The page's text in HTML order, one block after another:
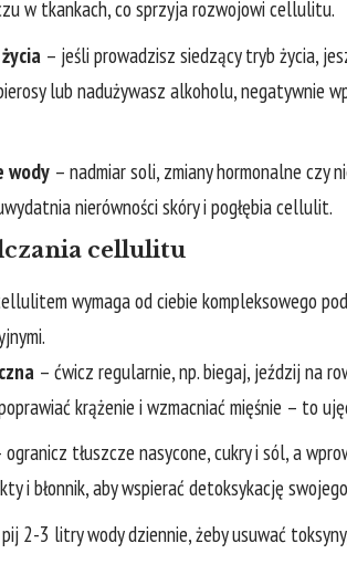
w tkankach, co sprzyja rozwojowi cellulitu.
– jeśli prowadzisz siedzący tryb życia,
lub nadużywasz alkoholu, negatywnie
wody – nadmiar soli, zmiany hormonalne czy
nierówności skóry i pogłębia cellulit.
cellulitu
wymaga od ciebie kompleksowego
– ćwicz regularnie, np. biegaj, jeździj na
krążenie i wzmacniać mięśnie – to
ogranicz tłuszcze nasycone, cukry i sól, a
i błonnik, aby wspierać detoksykację
2-3 litry wody dziennie, żeby usuwać